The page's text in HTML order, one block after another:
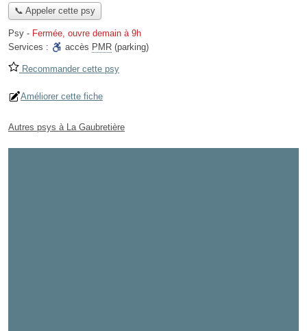
📞 Appeler cette psy
Psy - Fermée, ouvre demain à 9h
Services :
accès PMR (parking)
Recommander cette psy
Améliorer cette fiche
Autres psys à La Gaubretière